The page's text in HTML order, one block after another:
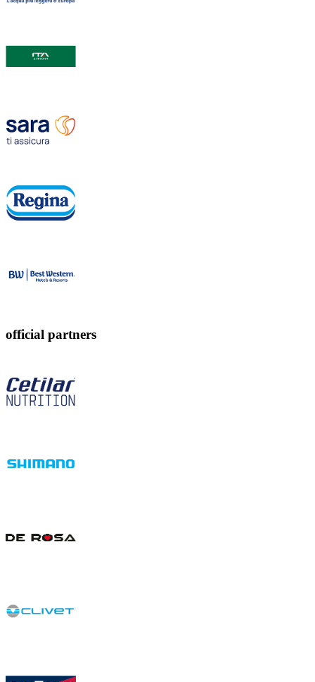
official partners